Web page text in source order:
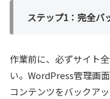
ステップ1：完全バ
作業前に、必ずサイト
い。WordPress管理画
コンテンツをバックア